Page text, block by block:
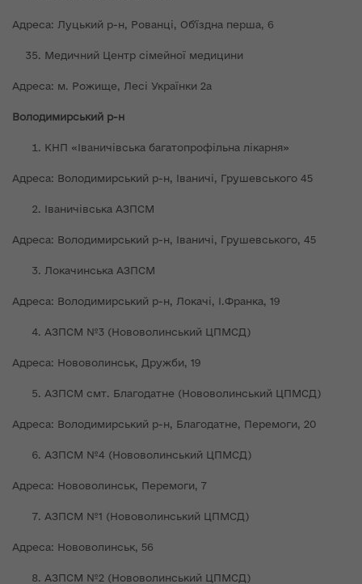
Адреса: Луцький р-н, Рованці, Об'їздна перша, 6
Медичний Центр сімейної медицини
Адреса: м. Рожище, Лесі Українки 2а
Володимирський р-н
КНП «Іваничівська багатопрофільна лікарня»
Адреса: Володимирський р-н, Іваничі, Грушевського 45
Іваничівська АЗПСМ
Адреса: Володимирський р-н, Іваничі, Грушевського, 45
Локачинська АЗПСМ
Адреса: Володимирський р-н, Локачі, І.Франка, 19
АЗПСМ №3 (Нововолинський ЦПМСД)
Адреса: Нововолинськ, Дружби, 19
АЗПСМ смт. Благодатне (Нововолинський ЦПМСД)
Адреса: Володимирський р-н, Благодатне, Перемоги, 20
АЗПСМ №4 (Нововолинський ЦПМСД)
Адреса: Нововолинськ, Перемоги, 7
АЗПСМ №1 (Нововолинський ЦПМСД)
Адреса: Нововолинськ, 56
АЗПСМ №2 (Нововолинський ЦПМСД)